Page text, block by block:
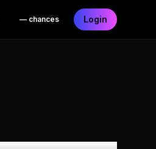
— chances Login